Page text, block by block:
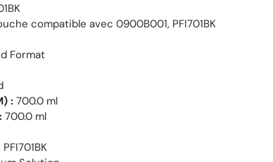
compatible avec 0900B001, PFI701BK
Format
: 700.0 ml
700.0 ml